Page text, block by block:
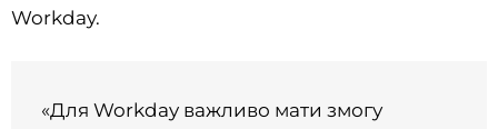
Workday.
«Для Workday важливо мати змогу